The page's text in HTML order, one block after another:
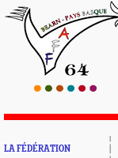
LA FÉDÉRATION